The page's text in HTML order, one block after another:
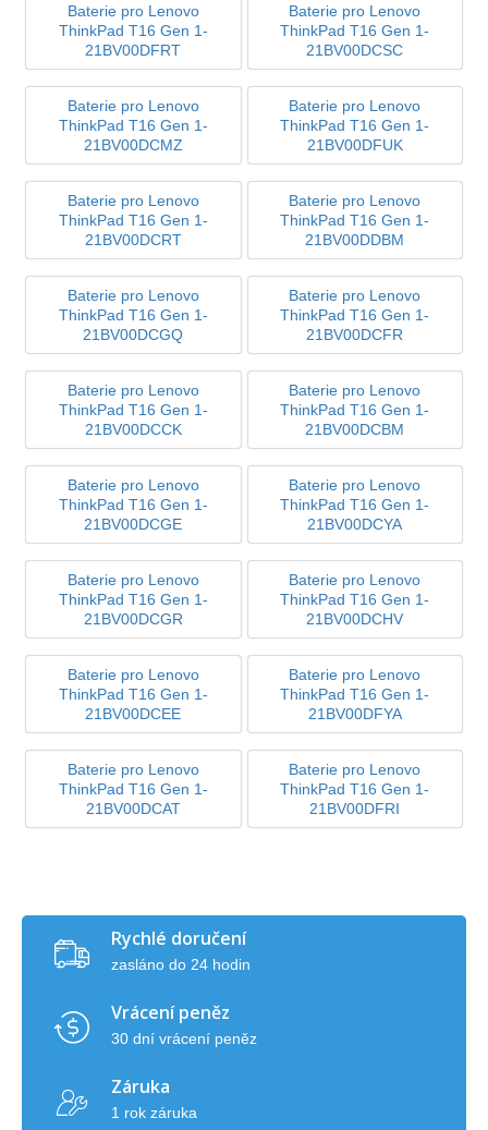
Baterie pro Lenovo
ThinkPad T16 Gen 1-
21BV00DFRT
Baterie pro Lenovo
ThinkPad T16 Gen 1-
21BV00DCSC
Baterie pro Lenovo
ThinkPad T16 Gen 1-
21BV00DCMZ
Baterie pro Lenovo
ThinkPad T16 Gen 1-
21BV00DFUK
Baterie pro Lenovo
ThinkPad T16 Gen 1-
21BV00DCRT
Baterie pro Lenovo
ThinkPad T16 Gen 1-
21BV00DDBM
Baterie pro Lenovo
ThinkPad T16 Gen 1-
21BV00DCGQ
Baterie pro Lenovo
ThinkPad T16 Gen 1-
21BV00DCFR
Baterie pro Lenovo
ThinkPad T16 Gen 1-
21BV00DCCK
Baterie pro Lenovo
ThinkPad T16 Gen 1-
21BV00DCBM
Baterie pro Lenovo
ThinkPad T16 Gen 1-
21BV00DCGE
Baterie pro Lenovo
ThinkPad T16 Gen 1-
21BV00DCYA
Baterie pro Lenovo
ThinkPad T16 Gen 1-
21BV00DCGR
Baterie pro Lenovo
ThinkPad T16 Gen 1-
21BV00DCHV
Baterie pro Lenovo
ThinkPad T16 Gen 1-
21BV00DCEE
Baterie pro Lenovo
ThinkPad T16 Gen 1-
21BV00DFYA
Baterie pro Lenovo
ThinkPad T16 Gen 1-
21BV00DCAT
Baterie pro Lenovo
ThinkPad T16 Gen 1-
21BV00DFRI
Rychlé doručení
zasláno do 24 hodin
Vrácení peněz
30 dní vrácení peněz
Záruka
1 rok záruka